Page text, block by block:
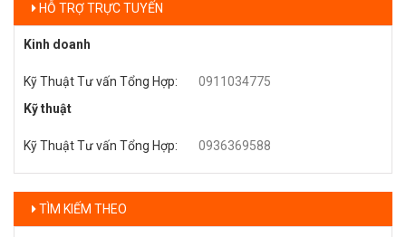
HỖ TRỢ TRỰC TUYẾN
Kinh doanh
Kỹ Thuật Tư vấn Tổng Hợp:
0911034775
Kỹ thuật
Kỹ Thuật Tư vấn Tổng Hợp: 0936369588
TÌM KIẾM THEO